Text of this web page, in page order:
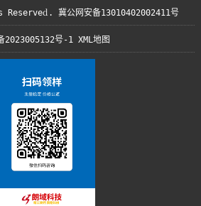
冀公网安备13010402002411号
2023005132号-1 XML地图